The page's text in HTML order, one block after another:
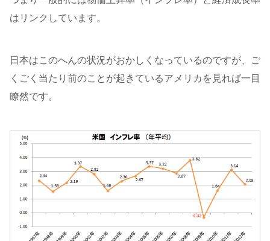
はリンクしています。
日本はこのへんの状況がおかしくなっているのですが、ご
くごく当たり前のことが起きているアメリカを見れば一目
瞭然です。